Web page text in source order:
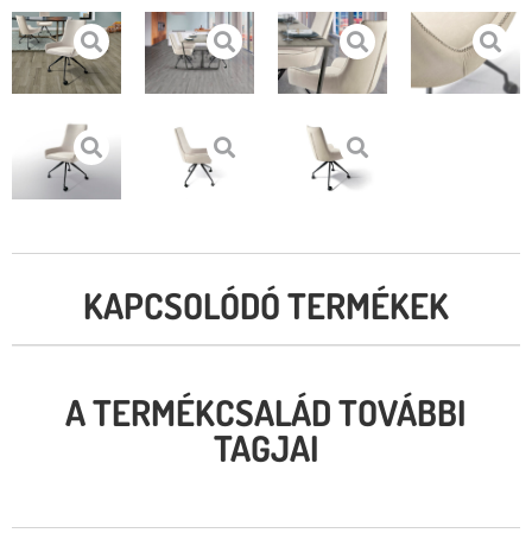
KAPCSOLÓDÓ TERMÉKEK
A TERMÉKCSALÁD TOVÁBBI
TAGJAI